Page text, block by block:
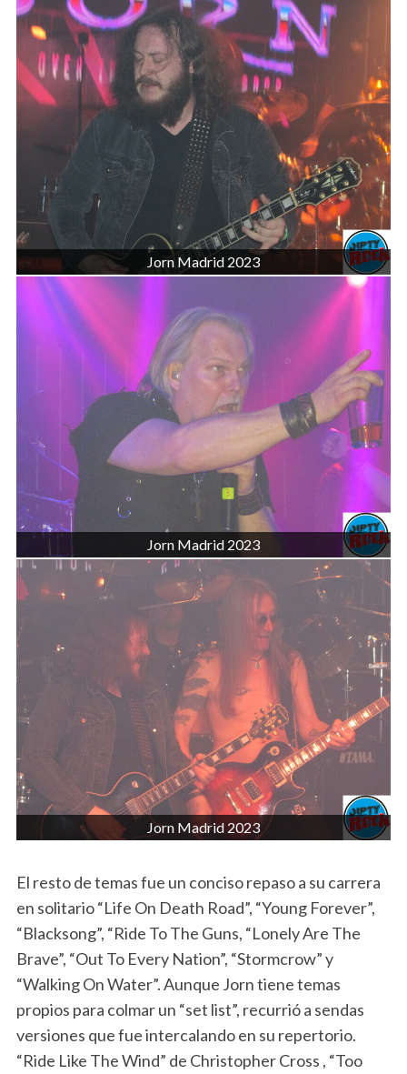
Jorn Madrid 2023
Jorn Madrid 2023
Jorn Madrid 2023
El resto de temas fue un conciso repaso a su carrera
en solitario “Life On Death Road”, “Young Forever”,
“Blacksong”, “Ride To The Guns, “Lonely Are The
Brave”, “Out To Every Nation”, “Stormcrow” y
“Walking On Water”. Aunque Jorn tiene temas
propios para colmar un “set list”, recurrió a sendas
versiones que fue intercalando en su repertorio.
“Ride Like The Wind” de Christopher Cross , “Too